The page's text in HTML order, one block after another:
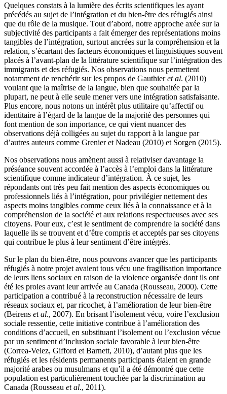
Quelques constats à la lumière des écrits scientifiques les ayant
précédés au sujet de l’intégration et du bien-être des réfugiés ainsi
que du rôle de la musique. Tout d’abord, notre approche axée sur la
subjectivité des participants a fait émerger des représentations moins
tangibles de l’intégration, surtout ancrées sur la compréhension et la
relation, s’écartant des facteurs économiques et linguistiques souvent
placés à l’avant-plan de la littérature scientifique sur l’intégration des
immigrants et des réfugiés. Nos observations nous permettent
notamment de renchérir sur les propos de Gauthieret al. (2010)
voulant que la maîtrise de la langue, bien que souhaitée par la
plupart, ne peut à elle seule mener vers une intégration satisfaisante.
Plus encore, nous notons un intérêt plus utilitaire qu’affectif ou
identitaire à l’égard de la langue de la majorité des personnes qui
font mention de son importance, ce qui vient nuancer des
observations déjà colligées au sujet du rapport à la langue par
d’autres auteurs comme Grenier et Nadeau (2010) et Sorgen (2015).
Nos observations nous amènent aussi à relativiser davantage la
préséance souvent accordée à l’accès à l’emploi dans la littérature
scientifique comme indicateur d’intégration. À ce sujet, les
répondants ont très peu fait mention des aspects économiques ou
professionnels liés à l’intégration, pour privilégier nettement des
aspects moins tangibles comme ceux liés à la connaissance et à la
compréhension de la société et aux relations respectueuses avec ses
citoyens. Pour eux, c’est le sentiment de comprendre la société dans
laquelle ils se trouvent et d’être compris et acceptés par ses citoyens
qui contribue le plus à leur sentiment d’être intégrés.
Sur le plan du bien-être, nous pouvons avancer que les participants
réfugiés à notre projet avaient tous vécu une fragilisation importance
de leurs liens sociaux en raison de la violence organisée dont ils ont
été les proies avant leur arrivée au Canada (Rousseau, 2000). Cette
participation a contribué à la reconstruction nécessaire de leurs
réseaux sociaux et, par ricochet, à l’amélioration de leur bien-être
(Beirens et al., 2007). En brisant l’isolement vécu, voire l’exclusion
sociale ressentie, cette initiative contribue à l’amélioration des
conditions d’accueil, en substituant l’isolement ou l’exclusion vécue
par un sentiment d’inclusion sociale favorable à leur bien-être
(Correa-Velez, Gifford et Barnett, 2010), d’autant plus que les
réfugiés et les résidents permanents participants étaient en grande
majorité arabes ou musulmans et qu’il a été démontré que cette
population est particulièrement touchée par la discrimination au
Canada (Rousseau et al., 2011).